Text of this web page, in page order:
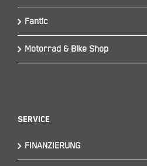
Fantic
Motorrad & Bike Shop
Service
FINANZIERUNG